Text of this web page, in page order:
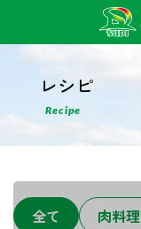
レシピ
Recipe
全て 肉料理